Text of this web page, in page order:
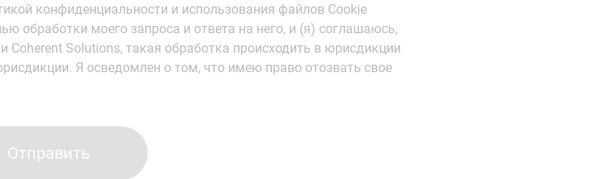
конфиденциальности и использования файлов Cookie
обработки моего запроса и ответа на него, и (я) соглашаюсь,
Solutions, такая обработка происходить в юрисдикции
Я осведомлен о том, что имею право отозвать свое